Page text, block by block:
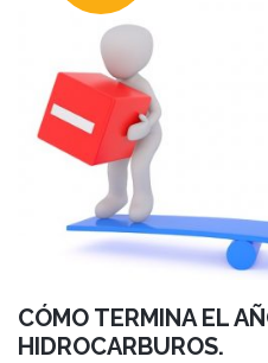
CÓMO TERMINA EL
HIDROCARBUROS.